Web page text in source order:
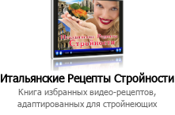
Итальянские Рецепты Стройности
Книга избранных видео-рецептов,
адаптированных для стройнеющих